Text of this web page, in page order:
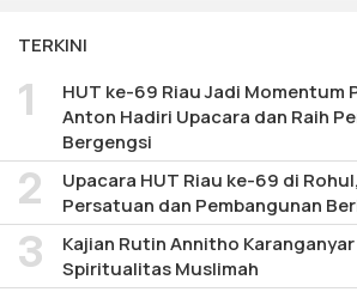
TERKINI
HUT ke-69 Riau Jadi Momentum
Anton Hadiri Upacara dan Raih
Bergengsi
Upacara HUT Riau ke-69 di
Persatuan dan Pembangunan
Kajian Rutin Annitho
Spiritualitas Muslimah